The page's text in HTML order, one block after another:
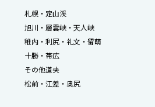
札幌・定山渓
旭川・層雲峡・天人峡
稚内・利尻・礼文・留萌
十勝・帯広
その他道央
松前・江差・奥尻